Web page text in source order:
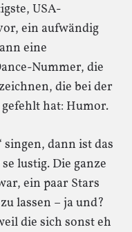
USA-
ein aufwändig
eine
Nummer, die
die bei der
hat: Humor.
dann ist das
lustig. Die ganze
ein paar Stars
lassen – ja und?
die sich sonst eh